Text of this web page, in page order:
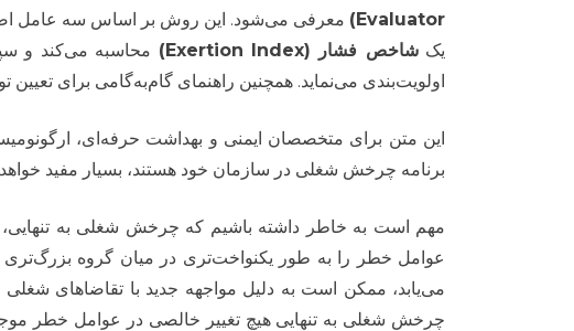
Evaluator)
معرفی می‌شود. این روش بر اساس سه عامل
یکشاخص فشار (Exertion Index)
محاسبه می‌کند و
اولویت‌بندی می‌نماید. همچنین راهنمای گام‌به‌گامی برای
این متن برای متخصصان ایمنی و بهداشت حرفه‌ای،
برنامه چرخش شغلی در سازمان خود هستند، بسیار مفید خواهد
مهم است به خاطر داشته باشیم که چرخش شغلی به تنهایی،
عوامل خطر را به طور یکنواخت‌تری در میان گروه
می‌یابد، ممکن است به دلیل مواجهه جدید با تقاضاهای
چرخش شغلی به تنهایی هیچ تغییر خالصی در عوامل خطر موجود